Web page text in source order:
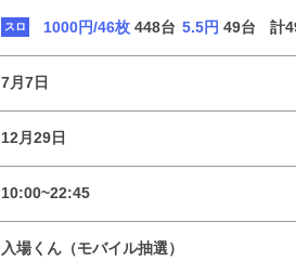
スロ 1000円/46枚 448台 5.5円 49台 計
7月7日
12月29日
10:00~22:45
入場くん（モバイル抽選）